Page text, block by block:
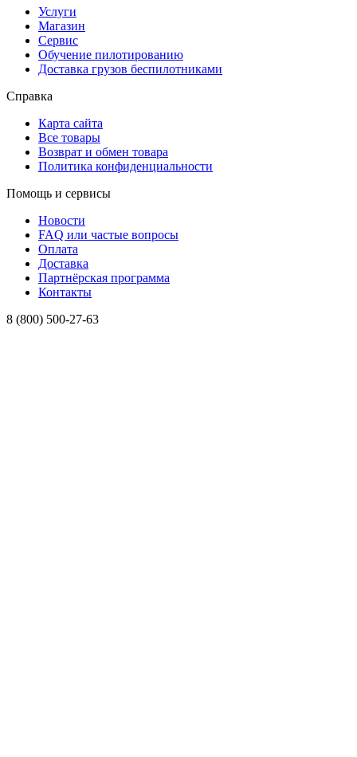
Услуги
Магазин
Сервис
Обучение пилотированию
Доставка грузов беспилотниками
Справка
Карта сайта
Все товары
Возврат и обмен товара
Политика конфиденциальности
Помощь и сервисы
Новости
FAQ или частые вопросы
Оплата
Доставка
Партнёрская программа
Контакты
8 (800) 500-27-63